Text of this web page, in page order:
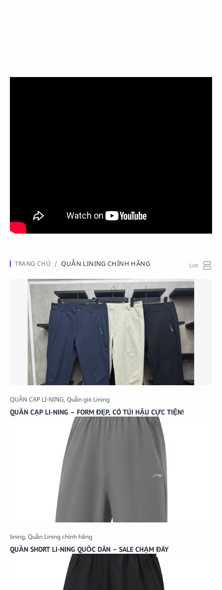
QUẦN LINING CHÍNH HÃNG
QUẦN CẠP LI-NING – FORM ĐẸP, CÓ TÚI HẬU CỰC TIỆN!
QUẦN SHORT LI-NING QUỐC DÂN – SALE CHẠM ĐÁY